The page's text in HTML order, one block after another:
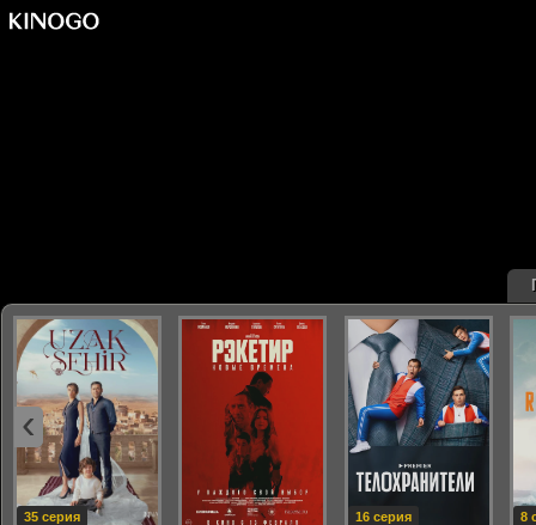
35 серия 16 серия 8
‹